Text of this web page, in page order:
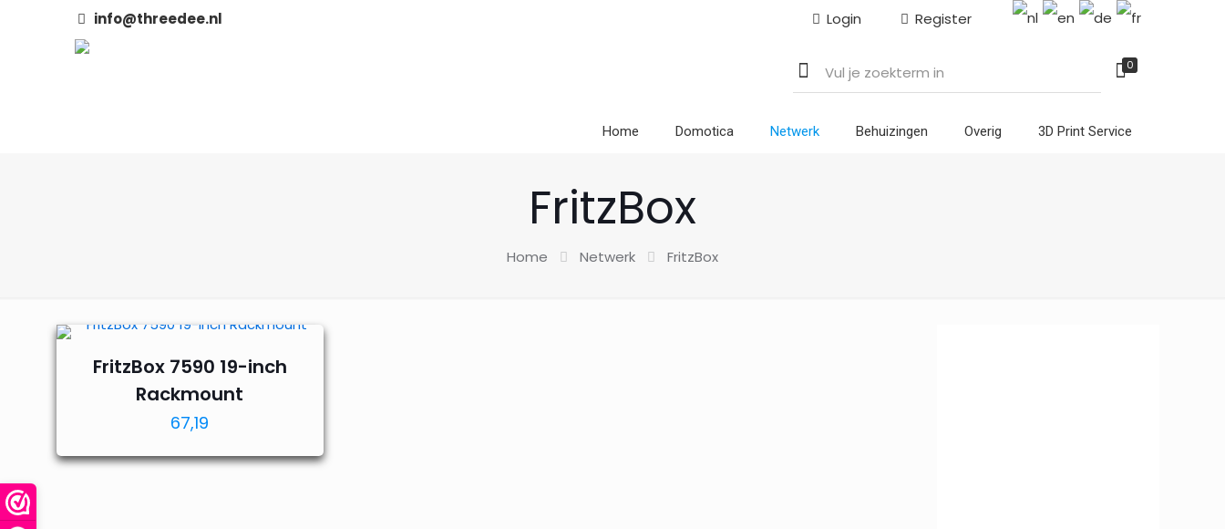
info@threedee.nl Login Register
0
Home Domotica Netwerk Behuizingen Overig 3D Print Service
FritzBox
Home Netwerk FritzBox
FritzBox 7590 19-inch
Rackmount
67,19